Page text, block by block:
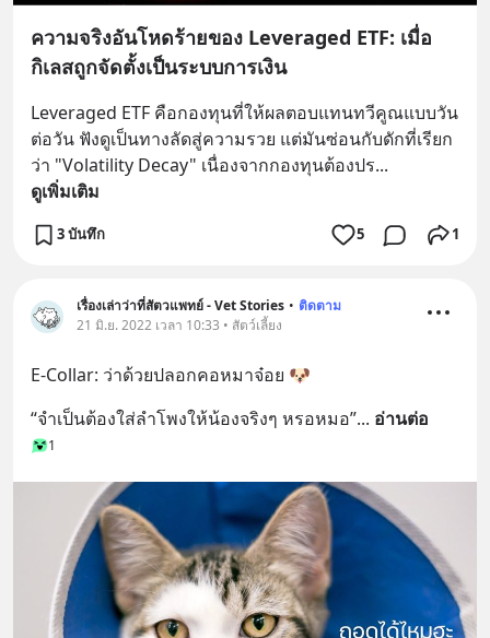
ความจริงอันโหดร้ายของ Leveraged ETF: เมื่อ
กิเลสถูกจัดตั้งเป็นระบบการเงิน
Leveraged ETF คือกองทุนที่ให้ผลตอบแทนทวีคูณแบบวัน
ต่อวัน ฟังดูเป็นทางลัดสู่ความรวย แต่มันซ่อนกับดักที่เรียก
ว่า "Volatility Decay" เนื่องจากกองทุนต้องปร...
ดูเพิ่มเติม
3 บันทึก 5 1
เรื่องเล่าว่าที่สัตวแพทย์ - Vet Stories • ติดตาม
21 มิ.ย. 2022 เวลา 10:33 • สัตว์เลี้ยง
E-Collar: ว่าด้วยปลอกคอหมาจ๋อย 🐶
“จำเป็นต้องใส่ลำโพงให้น้องจริงๆ หรอหมอ”... อ่านต่อ
1